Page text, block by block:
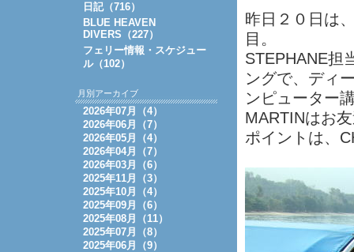
昨日２０日は
目。
STEPHANE担
ングで、ディ
ンピューター
MARTINはお
ポイントは、
日記（716）
BLUE HEAVEN
DIVERS（227）
フェリー情報・スケジュー
ル（102）
月別アーカイブ
2026年07月（4）
2026年06月（7）
2026年05月（4）
2026年04月（7）
2026年03月（6）
2025年11月（3）
2025年10月（4）
2025年09月（6）
2025年08月（11）
2025年07月（8）
2025年06月（9）